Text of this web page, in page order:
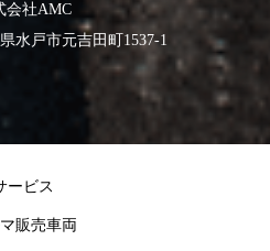
会社AMC
水戸市元吉田町1537-1
ービス
販売車両